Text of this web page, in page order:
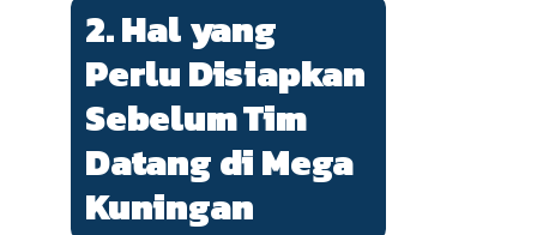
2. Hal yang
Perlu Disiapkan
Sebelum Tim
Datang di Mega
Kuningan